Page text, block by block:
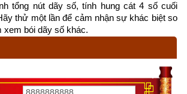
người sửa lỗi
đường ngay
chắp tay
ghét cay vô cùng.
tổng nút dãy số, tính hung cát 4 số cuối
thử một lần để cảm nhận sự khác biệt so
xem bói dãy số khác.